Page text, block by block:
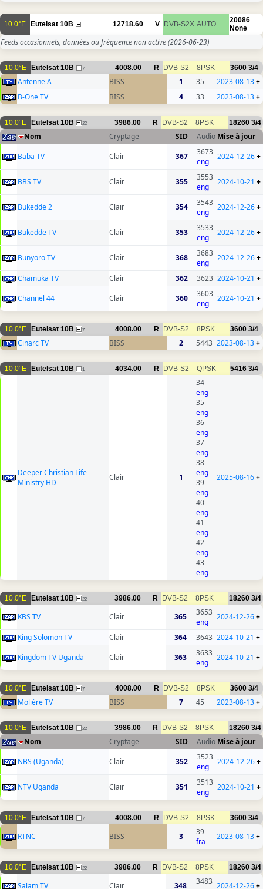
10.0°E Eutelsat 10B 12718.60 V DVB-S2X AUTO
20086
None
Feeds occasionnels, données ou fréquence non active(2026-06-23)
10.0°E Eutelsat 10B 7 4008.00 R DVB-S2 8PSK 3600 3/4
Antenne A BISS 1 35 2023-08-13+
B-One TV
BISS 4 33 2023-08-13+
10.0°E Eutelsat 10B 22 3986.00 R DVB-S2 8PSK 18260 3/4
Nom Cryptage SID Audio Mise à jour
Baba TV
Clair 367
3673
eng
2024-12-26+
BBS TV Clair 355
3553
eng
2024-10-21 +
Bukedde 2 Clair 354
3543
eng
2024-12-26+
Bukedde TV Clair 353
3533
eng
2024-12-26+
Bunyoro TV Clair 368
3683
eng
2024-12-26+
Chamuka TV Clair 362 3623 2024-10-21 +
Channel 44
Clair 360
3603
eng
2024-10-21 +
10.0°E Eutelsat 10B 7 4008.00 R DVB-S2 8PSK 3600 3/4
Cinarc TV BISS 2 5443 2023-08-13+
10.0°E Eutelsat 10B 1 4034.00 R DVB-S2 QPSK 5416 3/4
Deeper Christian Life
Ministry HD
Clair 1
34
eng
35
eng
36
eng
37
eng
38
eng
39
eng
40
eng
41
eng
42
eng
43
eng
2025-08-16+
10.0°E Eutelsat 10B 22 3986.00 R DVB-S2 8PSK 18260 3/4
KBS TV Clair 365
3653
eng
2024-12-26+
King Solomon TV Clair 364 3643 2024-10-21 +
Kingdom TV Uganda
Clair 363
3633
eng
2024-10-21 +
10.0°E Eutelsat 10B 7 4008.00 R DVB-S2 8PSK 3600 3/4
Molière TV BISS 7 45 2023-08-13+
10.0°E Eutelsat 10B 22 3986.00 R DVB-S2 8PSK 18260 3/4
Nom Cryptage SID Audio Mise à jour
NBS (Uganda)
Clair 352
3523
eng
2024-12-26+
NTV Uganda Clair 351
3513
eng
2024-10-21 +
10.0°E Eutelsat 10B 7 4008.00 R DVB-S2 8PSK 3600 3/4
RTNC BISS 3
39
fra
2023-08-13+
10.0°E Eutelsat 10B 22 3986.00 R DVB-S2 8PSK 18260 3/4
Salam TV Clair 348
3483 2024-12-26+